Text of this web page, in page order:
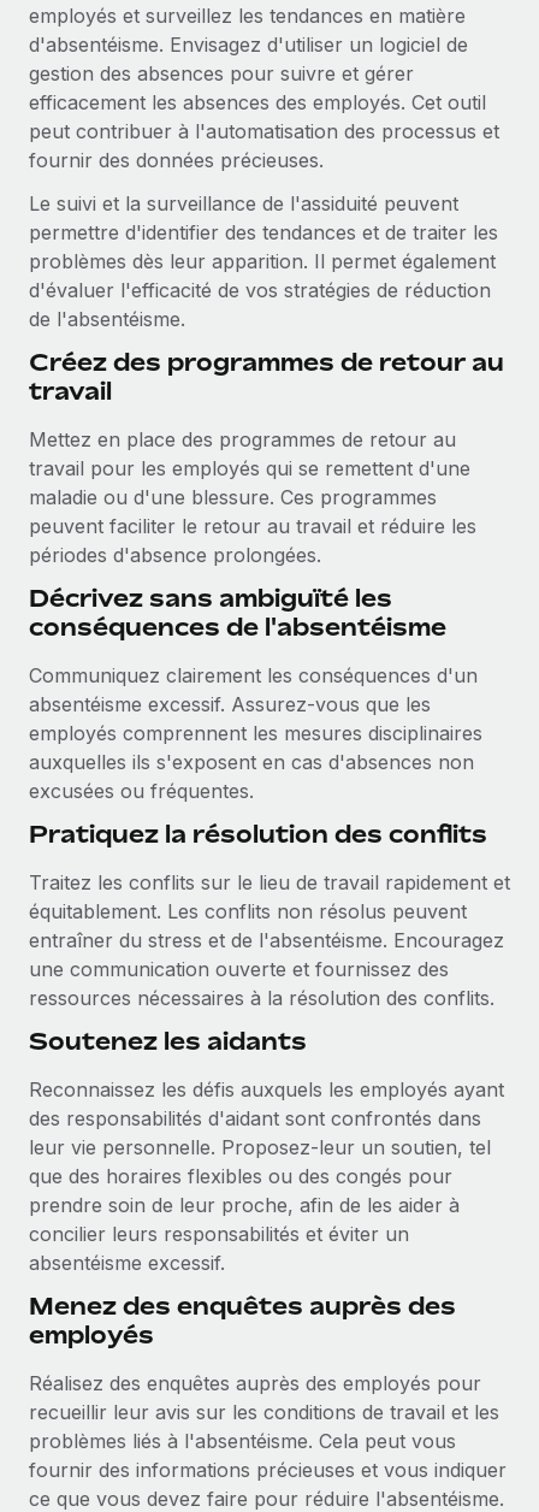
employés et surveillez les tendances en matière
d'absentéisme. Envisagez d'utiliser un logiciel de
gestion des absences pour suivre et gérer
efficacement les absences des employés. Cet outil
peut contribuer à l'automatisation des processus et
fournir des données précieuses.
Le suivi et la surveillance de l'assiduité peuvent
permettre d'identifier des tendances et de traiter les
problèmes dès leur apparition. Il permet également
d'évaluer l'efficacité de vos stratégies de réduction
de l'absentéisme.
Créez des programmes de retour au
travail
Mettez en place des programmes de retour au
travail pour les employés qui se remettent d'une
maladie ou d'une blessure. Ces programmes
peuvent faciliter le retour au travail et réduire les
périodes d'absence prolongées.
Décrivez sans ambiguïté les
conséquences de l'absentéisme
Communiquez clairement les conséquences d'un
absentéisme excessif. Assurez-vous que les
employés comprennent les mesures disciplinaires
auxquelles ils s'exposent en cas d'absences non
excusées ou fréquentes.
Pratiquez la résolution des conflits
Traitez les conflits sur le lieu de travail rapidement et
équitablement. Les conflits non résolus peuvent
entraîner du stress et de l'absentéisme. Encouragez
une communication ouverte et fournissez des
ressources nécessaires à la résolution des conflits.
Soutenez les aidants
Reconnaissez les défis auxquels les employés ayant
des responsabilités d'aidant sont confrontés dans
leur vie personnelle. Proposez-leur un soutien, tel
que des horaires flexibles ou des congés pour
prendre soin de leur proche, afin de les aider à
concilier leurs responsabilités et éviter un
absentéisme excessif.
Menez des enquêtes auprès des
employés
Réalisez des enquêtes auprès des employés pour
recueillir leur avis sur les conditions de travail et les
problèmes liés à l'absentéisme. Cela peut vous
fournir des informations précieuses et vous indiquer
ce que vous devez faire pour réduire l'absentéisme.